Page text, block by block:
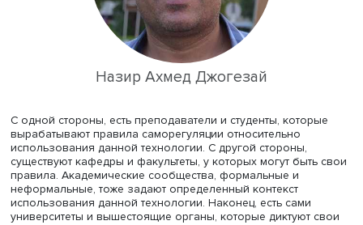
Экосистема инноваций
Научный сотрудникЛаборатории инноваций в
Назир Ахмед Джогезайобратил внимание, что
интеллект нельзя рассматривать отдельно для каждого
внедрение инноваций происходит в экосистеме, где все
элементы связаны.